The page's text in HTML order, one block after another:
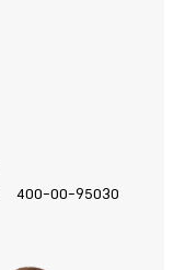
400-00-95030